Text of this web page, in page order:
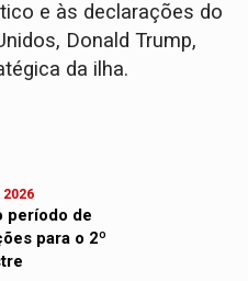
e às declarações do
Donald Trump,
da ilha.
2026
período de
para o 2º